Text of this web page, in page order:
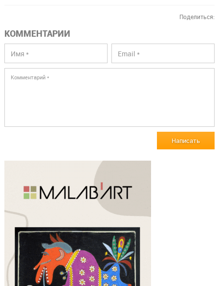
Поделиться:
КОММЕНТАРИИ
Написать